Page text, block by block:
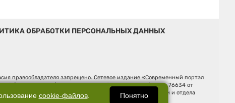
ОБРАБОТКИ ПЕРСОНАЛЬНЫХ ДАННЫХ
правообладателя запрещено. Сетевое издание «Современный портал
(Роскомнадзор). Регистрационный номер ЭЛ № ФС 77 - 76634 от
строение 3, оф. 7015 Фактический адрес редакции и отдела
cookie-файлов. Понятно